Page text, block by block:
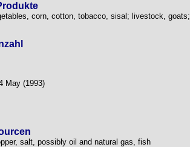
corn, cotton, tobacco, sisal; livestock, goats;
May (1993)
salt, possibly oil and natural gas, fish